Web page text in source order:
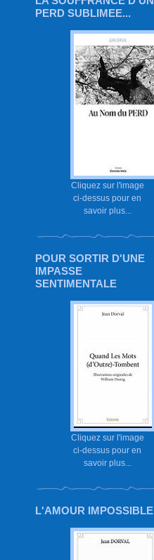
PERD SUBLIMEE...
Cliquez sur l'image
ci-dessus pour en
savoir plus...
POUR SORTIR D'UNE
IMPASSE
SENTIMENTALE
Cliquez sur l'image
ci-dessus pour en
savoir plus...
L'AMOUR IMPOSSIBLE